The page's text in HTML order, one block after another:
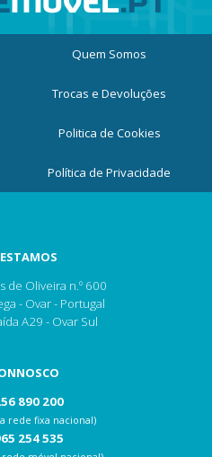
Quem Somos
Trocas e Devoluções
Politica de Cookies
Política de Privacidade
de Oliveira n.º 600
- Ovar - Portugal
A29 - Ovar Sul
890 200
rede fixa nacional)
254 535